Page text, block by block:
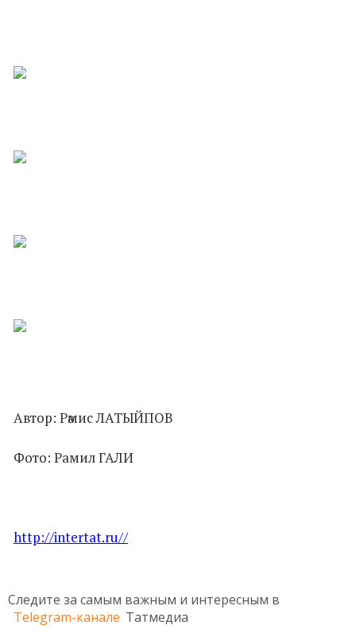
Автор: Рәмис ЛАТЫЙПОВ
Фото: Рамил ГАЛИ
http://intertat.ru//
Следите за самым важным и интересным в
Telegram-канале Татмедиа